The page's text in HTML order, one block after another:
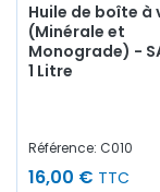
Huile de boîte à
(Minérale et
Monograde) -
1 Litre
Référence: C010
16,00 € TTC